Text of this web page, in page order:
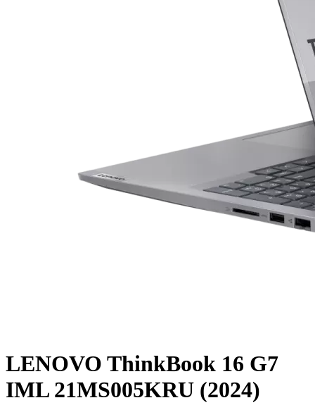
LENOVO ThinkBook 16 G7
IML 21MS005KRU (2024)